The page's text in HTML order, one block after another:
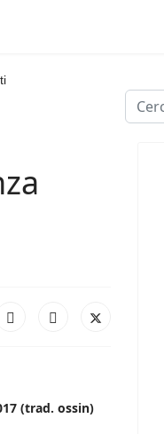
Cerca
(trad. ossin)